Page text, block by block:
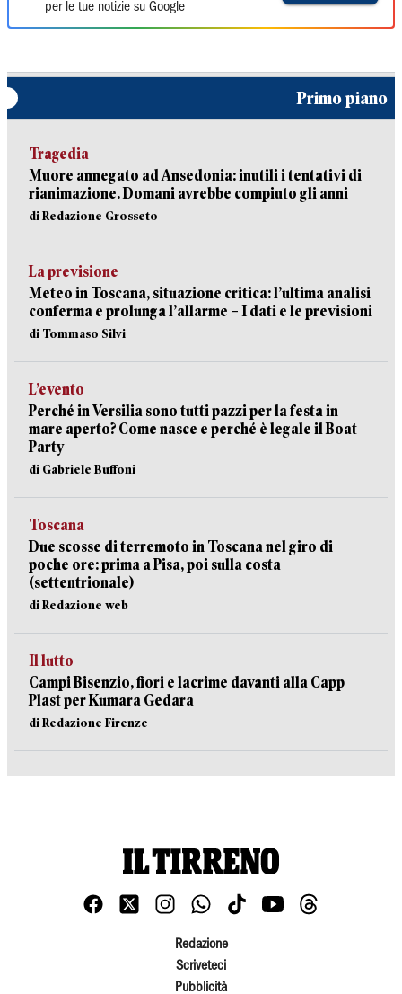
per le tue notizie su Google
Primo piano
Tragedia
Muore annegato ad Ansedonia: inutili i tentativi di
rianimazione. Domani avrebbe compiuto gli anni
di Redazione Grosseto
La previsione
Meteo in Toscana, situazione critica: l’ultima analisi
conferma e prolunga l’allarme – I dati e le previsioni
di Tommaso Silvi
L’evento
Perché in Versilia sono tutti pazzi per la festa in
mare aperto? Come nasce e perché è legale il Boat
Party
di Gabriele Buffoni
Toscana
Due scosse di terremoto in Toscana nel giro di
poche ore: prima a Pisa, poi sulla costa
(settentrionale)
di Redazione web
Il lutto
Campi Bisenzio, fiori e lacrime davanti alla Capp
Plast per Kumara Gedara
di Redazione Firenze
Redazione
Scriveteci
Pubblicità